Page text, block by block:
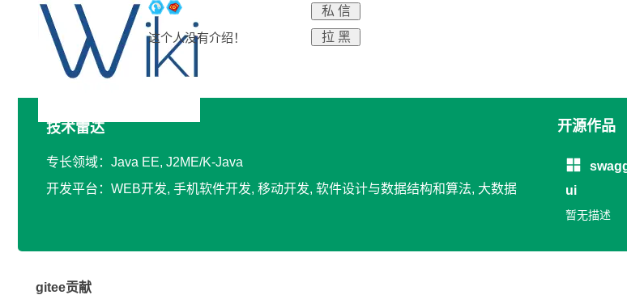
这个人没有介绍！
私 信
拉 黑
技术雷达
专长领域：Java EE, J2ME/K-Java
开发平台：WEB开发, 手机软件开发, 移动开发, 软件设计与数据结构和算法, 大数据
开源作品
ui
暂无描述
gitee贡献